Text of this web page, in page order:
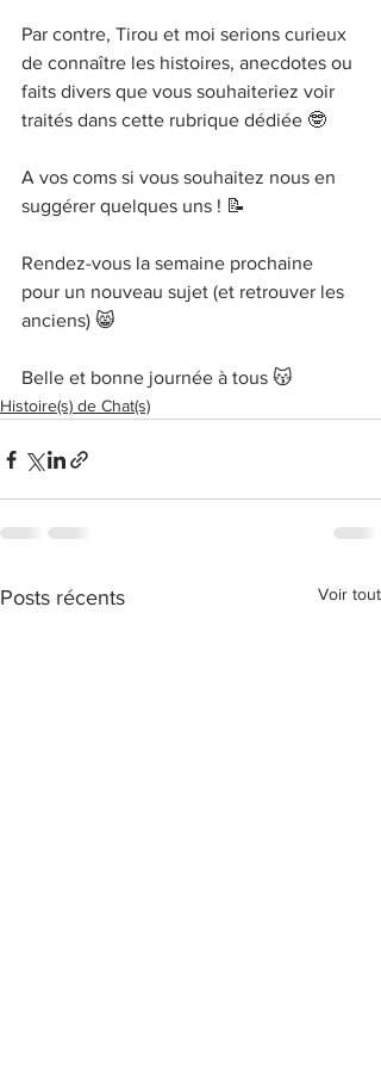
Par contre, Tirou et moi serions curieux
de connaître les histoires, anecdotes ou
faits divers que vous souhaiteriez voir
traités dans cette rubrique dédiée 🤓
A vos coms si vous souhaitez nous en
suggérer quelques uns ! 📝
Rendez-vous la semaine prochaine
pour un nouveau sujet (et retrouver les
anciens) 😸
Belle et bonne journée à tous 😽
Histoire(s) de Chat(s)
Posts récents Voir tout